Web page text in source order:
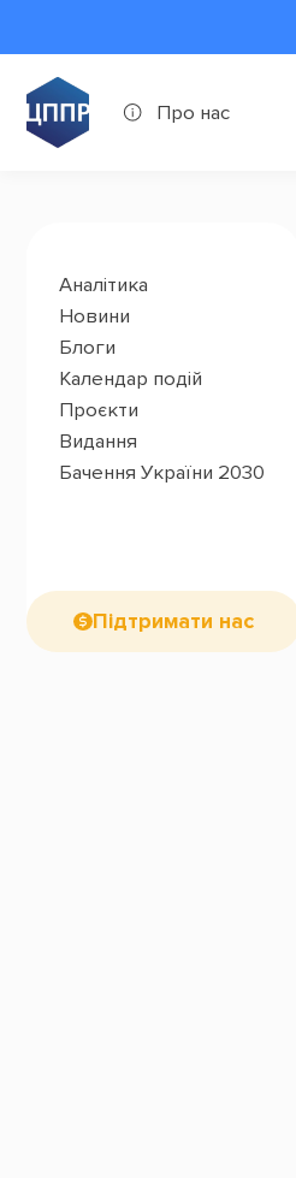
Про нас
Аналітика
Новини
Блоги
Календар подій
Проєкти
Видання
Бачення України 2030
Підтримати нас